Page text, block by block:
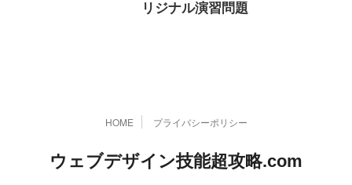
リジナル演習問題
HOME プライバシーポリシー
ウェブデザイン技能超攻略.com